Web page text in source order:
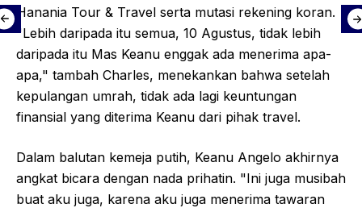
Hanania Tour & Travel serta mutasi rekening koran.
"Lebih daripada itu semua, 10 Agustus, tidak lebih
daripada itu Mas Keanu enggak ada menerima apa-
apa," tambah Charles, menekankan bahwa setelah
kepulangan umrah, tidak ada lagi keuntungan
finansial yang diterima Keanu dari pihak travel.
Dalam balutan kemeja putih, Keanu Angelo akhirnya
angkat bicara dengan nada prihatin. "Ini juga musibah
buat aku juga, karena aku juga menerima tawaran